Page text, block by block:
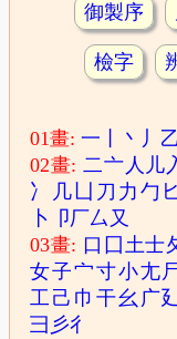
御製序
檢字
01畫:一 丶 丿 乙
02畫:二亠 人 儿
冫
几 凵 刀 力 勹
卜
卩厂厶 又
03畫: 口 囗 土士
女子宀寸小尢
工 己 巾 干幺 广
彐 彡彳